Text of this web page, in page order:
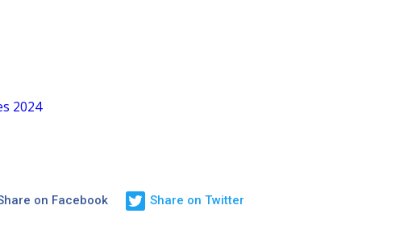
2024
on Facebook Share on Twitter